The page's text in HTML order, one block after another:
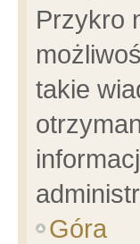
Przykro
takie
Góra